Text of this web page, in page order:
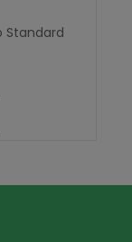
Standard